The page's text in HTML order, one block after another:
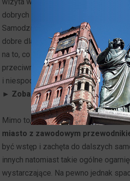
dobrych godzin.
Samodzielne zwiedzanie i wędrówki
dobre dla tych, którzy preferują taką
na to, co warte poznania i wiedzą
przeciwnie - oczekują zaskakujących
i niespodziewanych odkryć.
► Zobacz też:Co zwiedzać w
Mimo to, najlepszą formą
miasto z zawodowym
być wstęp i zachęta do dalszych
innych natomiast takie ogólne
wystarczające. Na pewno jednak